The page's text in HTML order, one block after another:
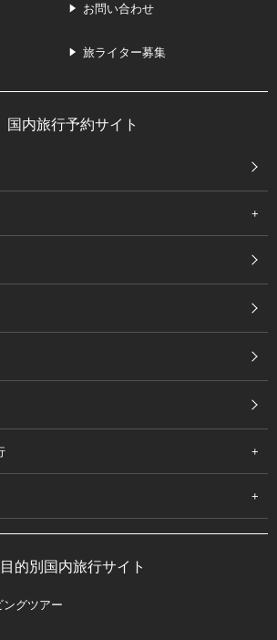
お問い合わせ
旅ライター募集
国内旅行予約サイト
目的別国内旅行サイト
グツアー